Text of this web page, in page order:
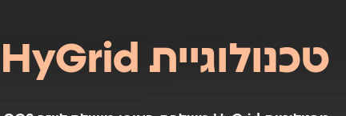
טכנולוגיית HyGrid של Alma